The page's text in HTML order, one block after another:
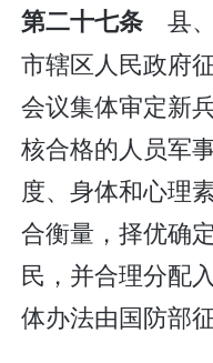
第二十七条 县
市辖区人民政府
会议集体审定新
核合格的人员军
度、身体和心理
合衡量，择优确
民，并合理分配
体办法由国防部